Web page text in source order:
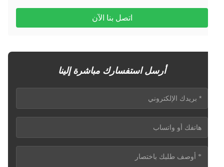
اتصل بنا الآن
أرسل استفسارك مباشرة إلينا